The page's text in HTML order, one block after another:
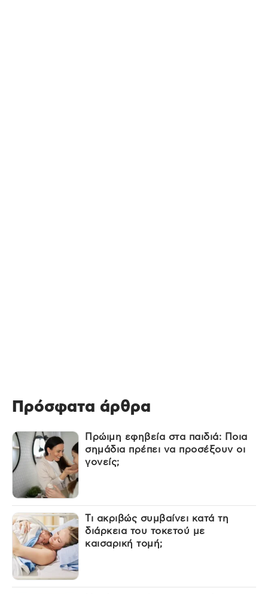
Πρόσφατα άρθρα
Πρώιμη εφηβεία στα παιδιά: Ποια
σημάδια πρέπει να προσέξουν οι
γονείς;
Τι ακριβώς συμβαίνει κατά τη
διάρκεια του τοκετού με
καισαρική τομή;